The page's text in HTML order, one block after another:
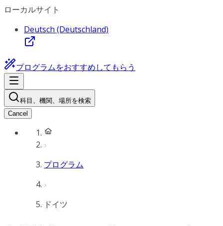
ローカルサイト
Deutsch (Deutschland)
プログラムをおすすめしてもらう
科目、機関、場所を検索
Cancel
プログラム
ドイツ